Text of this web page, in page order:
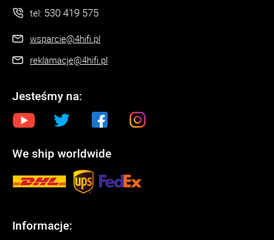
tel: 530 419 575
wsparcie@4hifi.pl
reklamacje@4hifi.pl
Jesteśmy na:
We ship worldwide
Informacje: